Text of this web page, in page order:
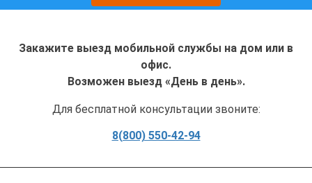
Закажите выезд мобильной службы на дом или в
офис.
Возможен выезд «День в день».
Для бесплатной консультации звоните:
8(800) 550-42-94